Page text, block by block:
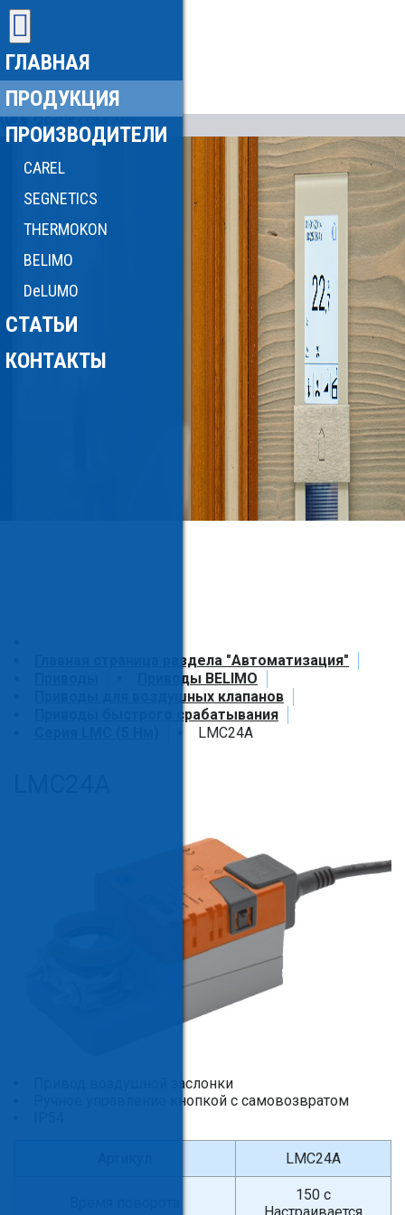
ГЛАВНАЯ
ПРОДУКЦИЯ
ПРОИЗВОДИТЕЛИ
CAREL
SEGNETICS
THERMOKON
BELIMO
DeLUMO
СТАТЬИ
КОНТАКТЫ
Главная страница раздела "Автоматизация"
Приводы BELIMO
Приводы для воздушных клапанов
Приводы быстрого срабатывания
LMC24A
Привод воздушной заслонки
Ручное управление кнопкой с самовозвратом
LMC24A
150 с